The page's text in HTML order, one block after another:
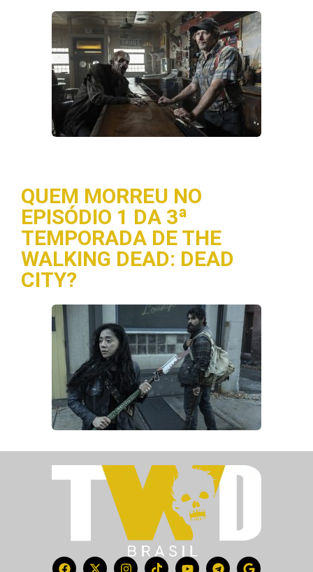
QUEM MORREU NO
EPISÓDIO 1 DA 3ª
TEMPORADA DE THE
WALKING DEAD: DEAD
CITY?